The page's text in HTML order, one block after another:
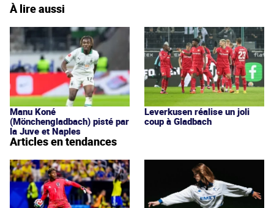
À lire aussi
Manu Koné
(Mönchengladbach) pisté par
la Juve et Naples
Leverkusen réalise un joli
coup à Gladbach
Articles en tendances